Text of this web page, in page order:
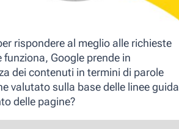
rispondere al meglio alle richieste
Google prende in
dei contenuti in termini di parole
valutato sulla base delle linee guida
delle pagine?